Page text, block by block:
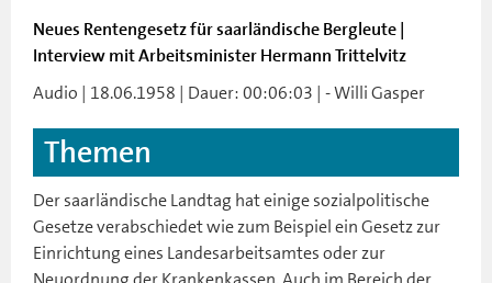
Neues Rentengesetz für saarländische Bergleute |
Interview mit Arbeitsminister Hermann Trittelvitz
Audio | 18.06.1958 | Dauer: 00:06:03 | - Willi Gasper
Themen
Der saarländische Landtag hat einige sozialpolitische
Gesetze verabschiedet wie zum Beispiel ein Gesetz zur
Einrichtung eines Landesarbeitsamtes oder zur